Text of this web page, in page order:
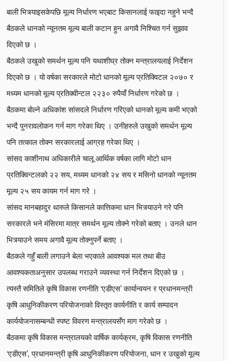
बाली भित्र्याइसकेपछि मूल्य निर्धारण भएबाट किसानलाई फाइदा नहुने भन्दै
बैठकले धानको न्यूनतम मूल्य बाली कटान हुन अगावै निश्चित गर्न सुझाव
दिएको छ ।
बैठकले उखुको समर्थन मूल्य पनि यथाशीघ्र तोक्न मन्त्रालयलाई निर्देशन
दिएको छ । यो वर्षका सरकारले मोटो धानको मूल्य प्रतिक्विटल २०७० र
मध्यम धानको मूल्य प्रतिक्वीन्टल २२३० रुपैयाँ निर्धारण गरेको छ ।
बैठकमा बोल्ने अधिकांश सांसदले निर्धारण गरिएको धानको मूल्य कमी भएको
भन्दै पुनरावलोकन गर्न माग गरेका थिए । उनीहरुले उखुको समर्थन मूल्य
पनि तत्काल तोक्न सरकारलाई आग्रह गरेका थिए ।
सांसद काशीनाथ अधिकारीले चालू आर्थिक वर्षका लागि मोटो धान
प्रतिक्विन्टलको २२ सय, मध्यम धानको २४ सय र मसिनो धानको न्यूनतम
मूल्य २५ सय कायम गर्न माग गरे ।
सांसद मानबहादुर थारुले किसानले कात्तिकमा धान भित्र्याउने गरे पनि
सरकारले भने मंसिरमा मात्र समर्थन मूल्य तोक्ने गरेको बताए । उनले धान
भित्र्याउने समय अगावै मूल्य तोक्नुपर्ने बताए ।
बैठकले गहुँ बाली लगाउने बेला भएकाले आवश्यक मल तथा बीउ
आवश्यकताअनुसार उपलब्ध गराउने व्यवस्था गर्न निर्देशन दिएको छ ।
त्यस्तै समितिले कृषि विकास रणनीति ‘एडीएस’ कार्यान्वयन र प्रधानमन्त्री
कृषि आधुनिकीकरण परियोजनाको विस्तृत कार्यनीति र कार्य सम्पादन
कार्ययोजनासम्बन्धी स्पष्ट विवरण मन्त्रालयसँग माग गरेको छ ।
बैठकमा कृषि विकास मन्त्रालयको वार्षिक कार्यक्रम, कृषि विकास रणनीति
‘एडीएस’, प्रधानमन्त्री कृषि आधुनिकीकरण परियोजना, धान र उखुको मूल्य